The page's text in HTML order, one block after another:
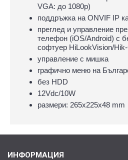
VGA: до 1080р)
поддръжка на ONVIF IP
преглед и управление
телефон (iOS/Android) с
софтуер HiLookVision/
управлeние с мишка
графично меню на
без HDD
12Vdc/10W
размери: 265х225х48 mm
ИНФОРМАЦИЯ